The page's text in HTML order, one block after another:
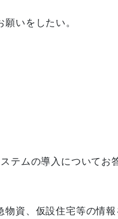
いをしたい。
テムの導入についてお
資、仮設住宅等の情